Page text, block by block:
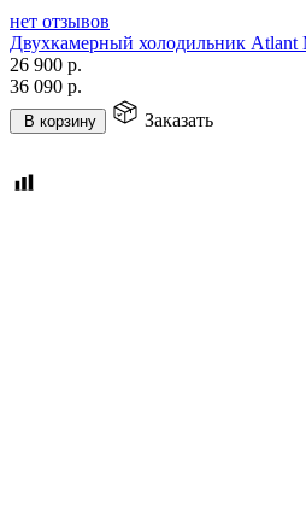
нет отзывов
Двухкамерный холодильник
26 900 р.
36 090 р.
В корзину Заказать